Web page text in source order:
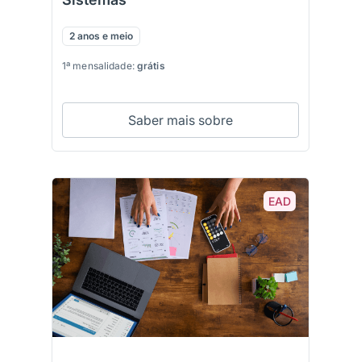
2 anos e meio
1ª mensalidade: grátis
Saber mais sobre
EAD